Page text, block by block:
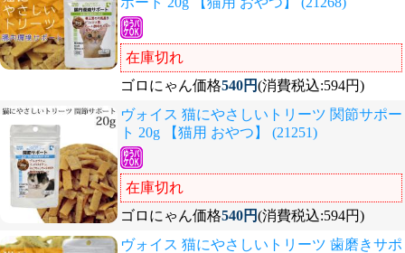
在庫切れ
ゴロにゃん価格540円(消費税込:594円)
ヴォイス 猫にやさしいトリーツ 関節サポー
ト 20g 【猫用 おやつ】 (21251)
在庫切れ
ゴロにゃん価格540円(消費税込:594円)
ヴォイス 猫にやさしいトリーツ 歯磨きサポ